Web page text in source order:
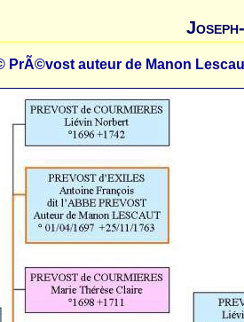
PrÃ©vost auteur de Manon